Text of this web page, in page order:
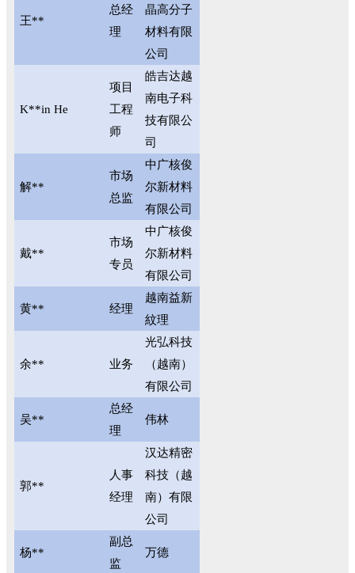
王**
总经
理
晶高分子
材料有限
公司
K**in He
项目
工程
师
皓吉达越
南电子科
技有限公
司
解**
市场
总监
中广核俊
尔新材料
有限公司
戴**
市场
专员
中广核俊
尔新材料
有限公司
黄** 经理
越南益新
紋理
余** 业务
光弘科技
（越南）
有限公司
吴**
总经
理
伟林
郭**
人事
经理
汉达精密
科技（越
南）有限
公司
杨**
副总
监
万德